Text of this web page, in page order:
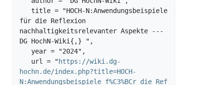
für die Reflexion
nachhaltigkeitsrelevanter Aspekte ---
DG HochN-Wiki{,} ",
   url = "
https://wiki.dg-
hochn.de/index.php?title=HOCH-
N:Anwendungsbeispiele_f%C3%BCr_die_Ref